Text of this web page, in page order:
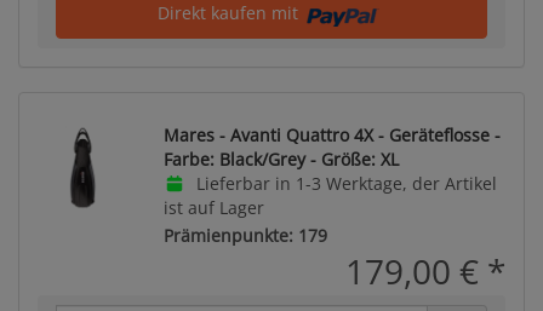
Direkt kaufen mit
Mares - Avanti Quattro 4X - Geräteflosse -
Farbe: Black/Grey - Größe: XL
Lieferbar in 1-3 Werktage, der Artikel
ist auf Lager
Prämienpunkte: 179
179,00 € *